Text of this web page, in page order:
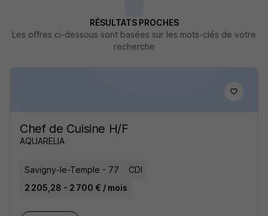
RÉSULTATS PROCHES
Les offres ci-dessous sont basées sur les mots-clés de votre
recherche
Chef de Cuisine H/F
AQUARELIA
Savigny-le-Temple - 77
CDI
2 205,28 - 2 700 € / mois